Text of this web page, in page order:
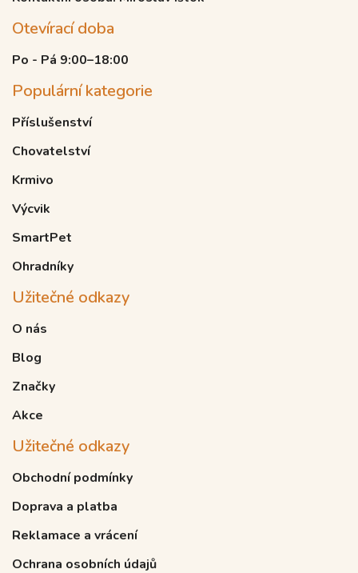
Otevírací doba
Po - Pá 9:00–18:00
Populární kategorie
Příslušenství
Chovatelství
Krmivo
Výcvik
SmartPet
Ohradníky
Užitečné odkazy
O nás
Blog
Značky
Akce
Užitečné odkazy
Obchodní podmínky
Doprava a platba
Reklamace a vrácení
Ochrana osobních údajů